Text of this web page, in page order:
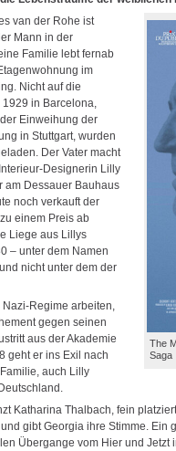
The
Saga
van der Rohe ist
Mann in der
Familie lebt fernab
im
Nicht auf die
in Barcelona,
Einweihung der
in Stuttgart, wurden
Der Vater macht
Designerin Lilly
am Dessauer Bauhaus
noch verkauft der
einem Preis ab
Liege aus Lillys
– unter dem Namen
nicht unter dem der
Regime arbeiten,
gegen seinen
aus der Akademie
geht er ins Exil nach
auch Lilly
Katharina Thalbach, fein
gibt Georgia ihre Stimme. Ein
Übergange vom Hier und Jetzt